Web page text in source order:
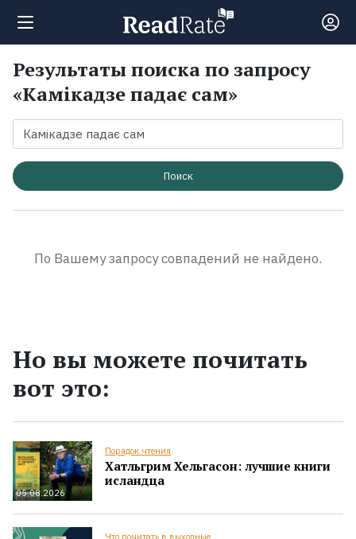
Поиск
Новости
Рейтинги
Результаты поиска по запросу
«Камікадзе падає сам»
Поиск
По Вашему запросу совпадений не найдено.
Но вы можете почитать
вот это:
05.08.2026
Порядок чтения
Хатльгрим Хельгасон: лучшие книги
исландца
Что почитать в выходные